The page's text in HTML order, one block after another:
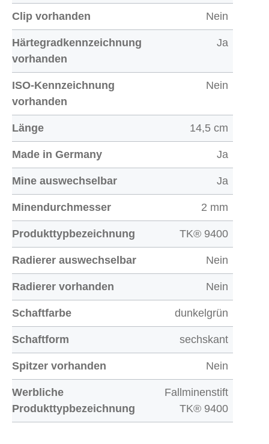
Clip vorhanden Nein
Härtegradkennzeichnung
vorhanden
Ja
ISO-Kennzeichnung
vorhanden
Nein
Länge 14,5 cm
Made in Germany Ja
Mine auswechselbar Ja
Minendurchmesser 2 mm
Produkttypbezeichnung TK® 9400
Radierer auswechselbar Nein
Radierer vorhanden Nein
Schaftfarbe dunkelgrün
Schaftform sechskant
Spitzer vorhanden Nein
Werbliche
Produkttypbezeichnung
Fallminenstift
TK® 9400